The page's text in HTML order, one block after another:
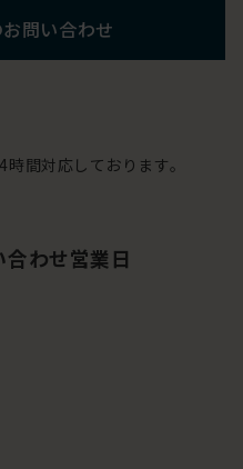
問い合わせ
間対応しております。
わせ営業日